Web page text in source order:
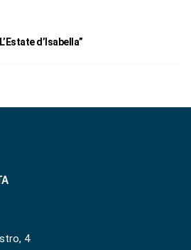
d’Isabella”
4